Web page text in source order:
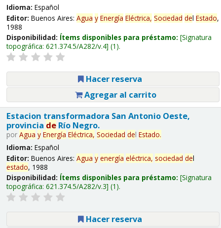
Idioma: Español
Editor: Buenos Aires: Agua y Energía Eléctrica, Sociedad del Estado,
1988
Disponibilidad: Ítems disponibles para préstamo: Signatura
topográfica: 621.374.5/A282/v.4 (1).
Hacer reserva
Agregar al carrito
Estacion transformadora San Antonio Oeste,
provincia deRío Negro.
por Agua y Energía Eléctrica, Sociedad del Estado.
Idioma: Español
Editor: Buenos Aires: Agua y energía eléctrica, sociedad del
estado, 1988
Disponibilidad: Ítems disponibles para préstamo: Signatura
topográfica: 621.374.5/A282/v.3 (1).
Hacer reserva